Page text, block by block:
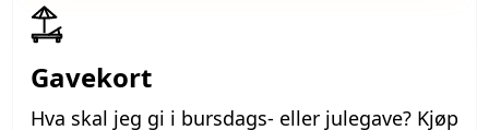
Gavekort
Hva skal jeg gi i bursdags- eller julegave? Kjøp
Icon